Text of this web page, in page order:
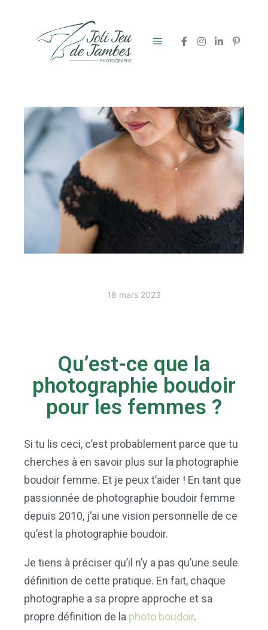
18 mars 2023
Qu’est-ce que la
photographie boudoir
pour les femmes ?
Si tu lis ceci, c’est probablement parce que tu
cherches à en savoir plus sur la photographie
boudoir femme. Et je peux t’aider ! En tant que
passionnée de photographie boudoir femme
depuis 2010, j’ai une vision personnelle de ce
qu’est la photographie boudoir.
Je tiens à préciser qu’il n’y a pas qu’une seule
définition de cette pratique. En fait, chaque
photographe a sa propre approche et sa
propre définition de la photo boudoir.